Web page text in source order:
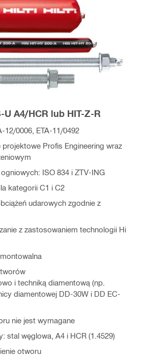
U A4/HCR lub HIT-Z-R
12/0006, ETA-11/0492
Profis Engineering wraz
ISO 834 i ZTV-ING
kategorii C1 i C2
udarowych zgodnie z
z zastosowaniem technologii Hi
i techniką diamentową (np.
diamentowej DD-30W i DD EC-
nie jest wymagane
stal węglowa, A4 i HCR (1.4529)
otworu